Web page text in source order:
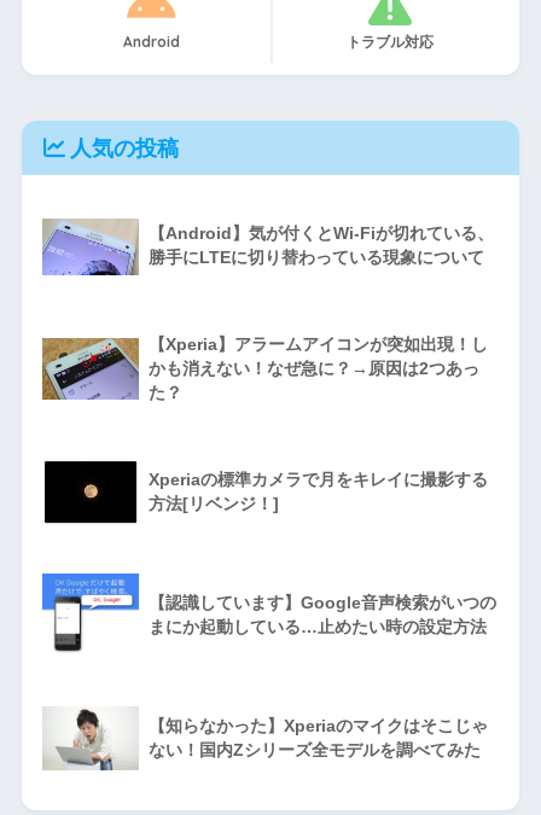
Android トラブル対応
人気の投稿
【Android】気が付くとWi-Fiが切れている、
勝手にLTEに切り替わっている現象について
【Xperia】アラームアイコンが突如出現！し
かも消えない！なぜ急に？→原因は2つあっ
た？
Xperiaの標準カメラで月をキレイに撮影する
方法[リベンジ！]
【認識しています】Google音声検索がいつの
まにか起動している…止めたい時の設定方法
【知らなかった】Xperiaのマイクはそこじゃ
ない！国内Zシリーズ全モデルを調べてみた